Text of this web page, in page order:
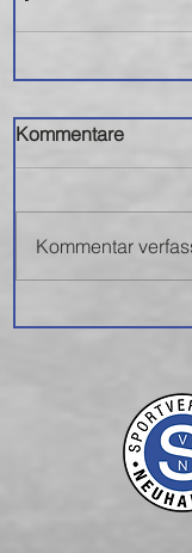
Kommentare
Kommentar